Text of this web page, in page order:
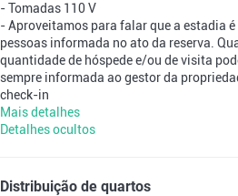
- Tomadas 110 V
- Aproveitamos para falar que a estadia
pessoas informada no ato da reserva.
quantidade de hóspede e/ou de visita
sempre informada ao gestor da
check-in
Mais detalhes
Detalhes ocultos
Distribuição de quartos